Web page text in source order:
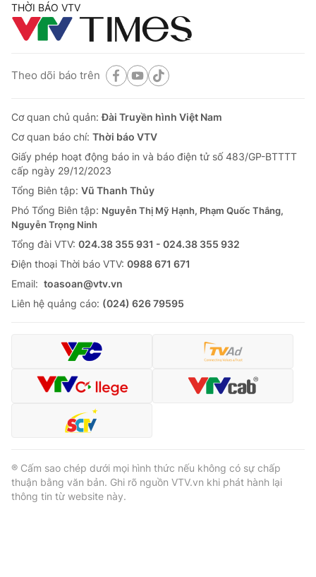
THỜI BÁO VTV
Theo dõi báo trên
Cơ quan chủ quản:Đài Truyền hình Việt Nam
Cơ quan báo chí: Thời báo VTV
Giấy phép hoạt động báo in và báo điện tử số 483/GP-BTTTT
cấp ngày 29/12/2023
Tổng Biên tập: Vũ Thanh Thủy
Phó Tổng Biên tập: Nguyễn Thị Mỹ Hạnh, Phạm Quốc Thắng,
Nguyễn Trọng Ninh
Tổng đài VTV: 024.38 355 931 - 024.38 355 932
Ðiện thoại Thời báo VTV: 0988 671 671
Email: toasoan@vtv.vn
Liên hệ quảng cáo: (024) 626 79595
® Cấm sao chép dưới mọi hình thức nếu không có sự chấp
thuận bằng văn bản. Ghi rõ nguồn VTV.vn khi phát hành lại
thông tin từ website này.